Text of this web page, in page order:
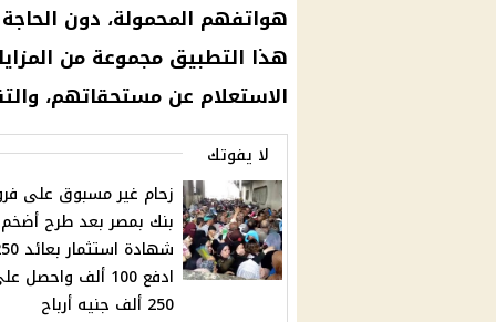
هواتفهم المحمولة، دون
هذا التطبيق مجموعة من
الاستعلام عن مستحقاتهم،
لا يفوتك
زحام غير مسبوق على
بنك بمصر بعد طرح أضخم
ادفع 100 ألف واحصل
250 ألف جنيه أرباح